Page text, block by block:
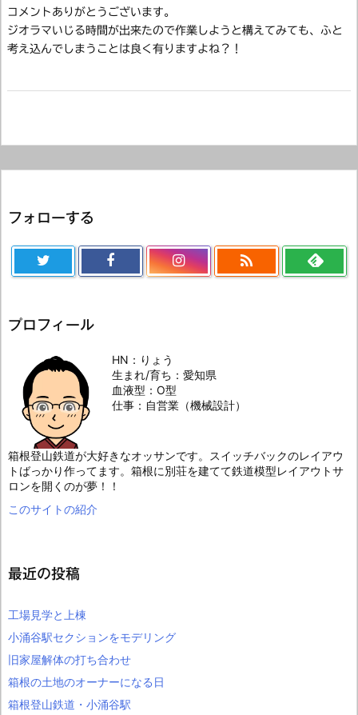
コメントありがとうございます。
ジオラマいじる時間が出来たので作業しようと構えてみても、ふと
考え込んでしまうことは良く有りますよね？！
フォローする

プロフィール
HN：りょう
生まれ/育ち：愛知県
血液型：O型
仕事：自営業（機械設計）
箱根登山鉄道が大好きなオッサンです。スイッチバックのレイアウ
トばっかり作ってます。箱根に別荘を建てて鉄道模型レイアウトサ
ロンを開くのが夢！！
このサイトの紹介
最近の投稿
工場見学と上棟
小涌谷駅セクションをモデリング
旧家屋解体の打ち合わせ
箱根の土地のオーナーになる日
箱根登山鉄道・小涌谷駅